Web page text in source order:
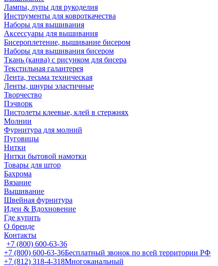
Лампы, лупы для рукоделия
Инструменты для ковроткачества
Наборы для вышивания
Аксессуары для вышивания
Бисероплетение, вышивание бисером
Наборы для вышивания бисером
Ткань (канва) с рисунком для бисера
Текстильная галантерея
Лента, тесьма техническая
Ленты, шнуры эластичные
Творчество
Пэчворк
Пистолеты клеевые, клей в стержнях
Молнии
Фурнитура для молний
Пуговицы
Нитки
Нитки бытовой намотки
Товары для штор
Бахрома
Вязание
Вышивание
Швейная фурнитура
Идеи & Вдохновение
Где купить
О бренде
Контакты
+7 (800) 600-63-36
+7 (800) 600-63-36Бесплатный звонок по всей территории РФ
+7 (812) 318-4-318Многоканальный